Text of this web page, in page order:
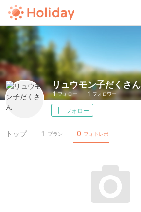
リュウモン子だくさん
1フォロー 1 フォロワー
フォロー
トップ プラン
1 フォトレポ
0